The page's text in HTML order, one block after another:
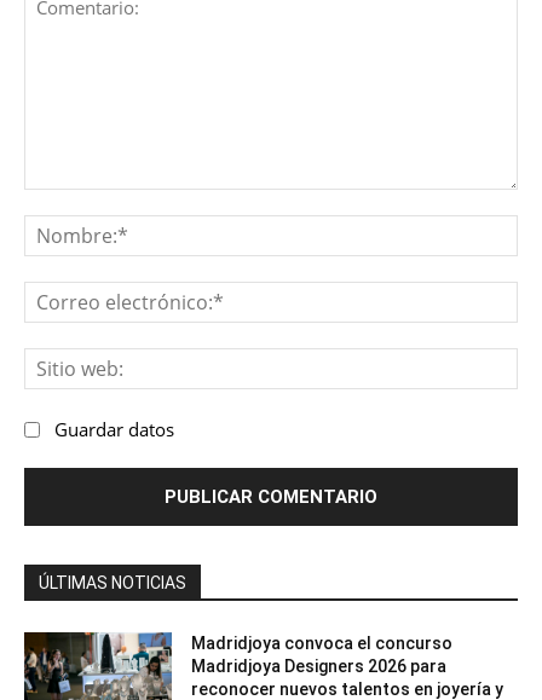
Guardar datos
ÚLTIMAS NOTICIAS
Madridjoya convoca el concurso
Madridjoya Designers 2026 para
reconocer nuevos talentos en joyería y